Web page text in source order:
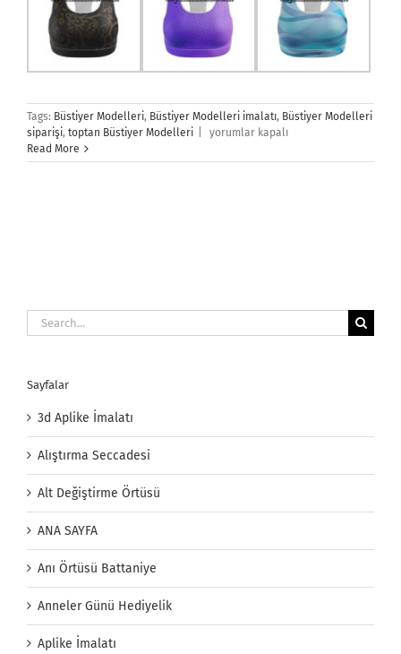
Tags: Büstiyer Modelleri, Büstiyer Modelleri imalatı, Büstiyer Modelleri
siparişi, toptan Büstiyer Modelleri
Büstiyer
için
yorumlar kapalı
Read More
Search
for:
Sayfalar
3d Aplike İmalatı
Alıştırma Seccadesi
Alt Değiştirme Örtüsü
ANA SAYFA
Anı Örtüsü Battaniye
Anneler Günü Hediyelik
Aplike İmalatı